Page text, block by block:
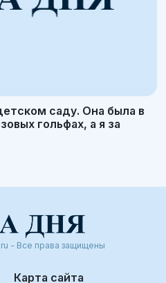
саду. Она была в
гольфах, а я за
- Все права защищены
Карта сайта